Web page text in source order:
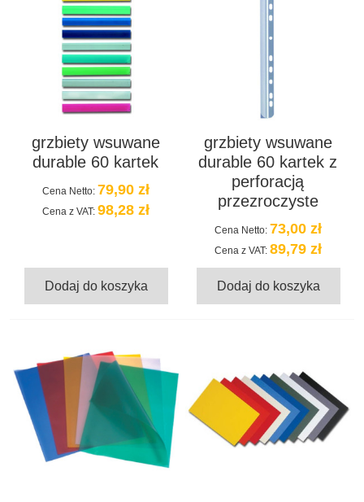
grzbiety wsuwane
durable 60 kartek
Cena Netto: 79,90 zł
Cena z VAT: 98,28 zł
Dodaj do koszyka
grzbiety wsuwane
durable 60 kartek z
perforacją
przezroczyste
Cena Netto: 73,00 zł
Cena z VAT: 89,79 zł
Dodaj do koszyka